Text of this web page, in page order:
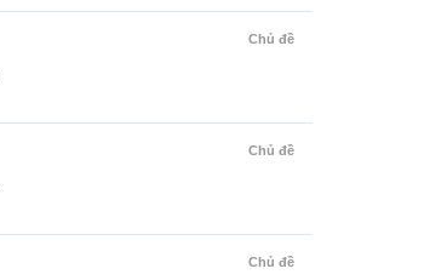
Chủ đề
Chủ đề
Chủ đề